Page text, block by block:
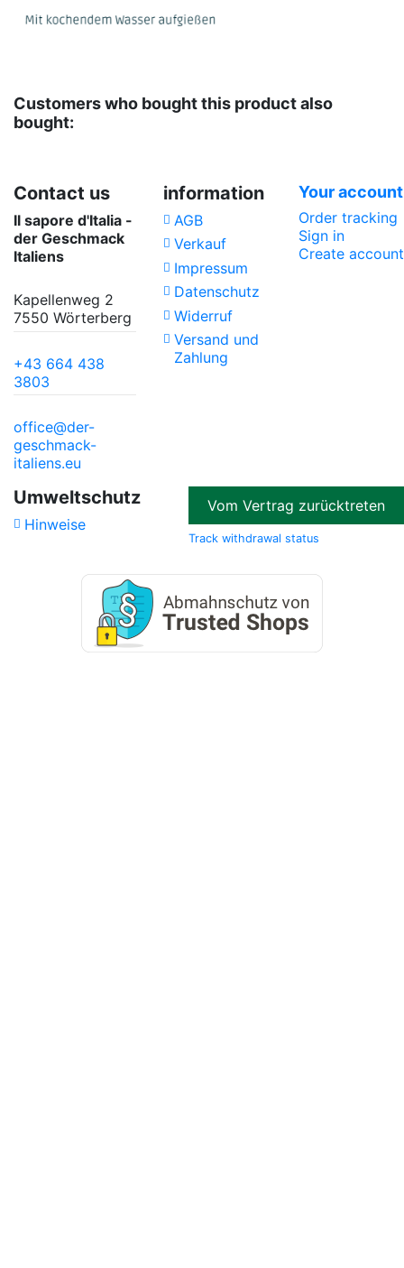
Teesorte Grüner Tee
Customers who bought this product also
bought:
Contact us
Il sapore d'Italia -
der Geschmack
Italiens
Kapellenweg 2
7550 Wörterberg
+43 664 438
3803
office@der-
geschmack-
italiens.eu
information
AGB
Verkauf
Impressum
Datenschutz
Widerruf
Versand und
Zahlung
Your account
Order tracking
Sign in
Create account
Umweltschutz
Hinweise
Vom Vertrag zurücktreten
Track withdrawal status